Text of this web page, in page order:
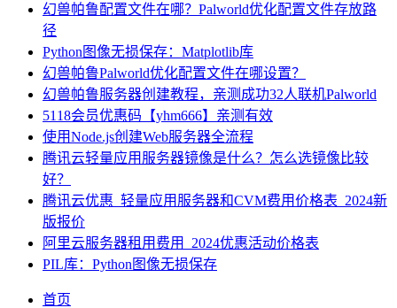
幻兽帕鲁配置文件在哪？Palworld优化配置文件存放路
径
Python图像无损保存：Matplotlib库
幻兽帕鲁Palworld优化配置文件在哪设置？
幻兽帕鲁服务器创建教程，亲测成功32人联机Palworld
5118会员优惠码【yhm666】亲测有效
使用Node.js创建Web服务器全流程
腾讯云轻量应用服务器镜像是什么？怎么选镜像比较
好？
腾讯云优惠_轻量应用服务器和CVM费用价格表_2024新
版报价
阿里云服务器租用费用_2024优惠活动价格表
PIL库：Python图像无损保存
首页